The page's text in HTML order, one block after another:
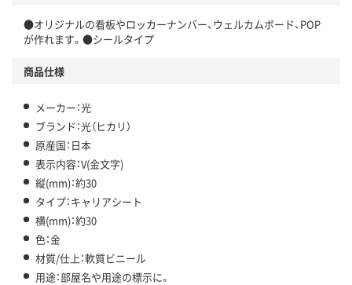
●オリジナルの看板やロッカーナンバー、ウェルカムボード、POP
が作れます。●シールタイプ
商品仕様
メーカー：光
ブランド：光（ヒカリ）
原産国：日本
表示内容：V(金文字)
縦(mm)：約30
タイプ：キャリアシート
横(mm)：約30
色：金
材質/仕上：軟質ビニール
用途：部屋名や用途の標示に。